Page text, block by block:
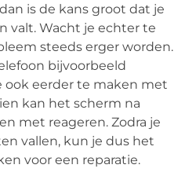
is de kans groot dat je
valt. Wacht je echter te
steeds erger worden.
bijvoorbeeld
ook eerder te maken met
kan het scherm na
met reageren. Zodra je
vallen, kun je dus het
voor een reparatie.